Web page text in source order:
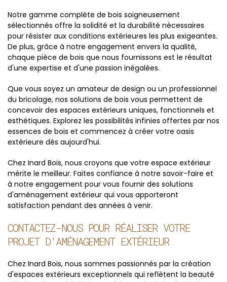
Notre gamme complète de bois soigneusement
sélectionnés offre la solidité et la durabilité nécessaires
pour résister aux conditions extérieures les plus exigeantes.
De plus, grâce à notre engagement envers la qualité,
chaque pièce de bois que nous fournissons est le résultat
d'une expertise et d'une passion inégalées.
Que vous soyez un amateur de design ou un professionnel
du bricolage, nos solutions de bois vous permettent de
concevoir des espaces extérieurs uniques, fonctionnels et
esthétiques. Explorez les possibilités infinies offertes par nos
essences de bois et commencez à créer votre oasis
extérieure dès aujourd'hui.
Chez Inard Bois, nous croyons que votre espace extérieur
mérite le meilleur. Faites confiance à notre savoir-faire et
à notre engagement pour vous fournir des solutions
d'aménagement extérieur qui vous apporteront
satisfaction pendant des années à venir.
CONTACTEZ-NOUS POUR RÉALISER VOTRE
PROJET D'AMÉNAGEMENT EXTÉRIEUR
Chez Inard Bois, nous sommes passionnés par la création
d'espaces extérieurs exceptionnels qui reflètent la beauté